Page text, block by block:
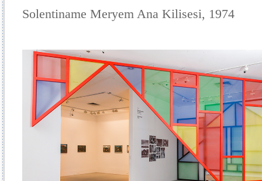
Solentiname Meryem Ana Kilisesi, 1974